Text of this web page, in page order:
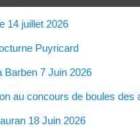
14 juillet 2026
Puyricard
Barben 7 Juin 2026
au concours de boules des
18 Juin 2026